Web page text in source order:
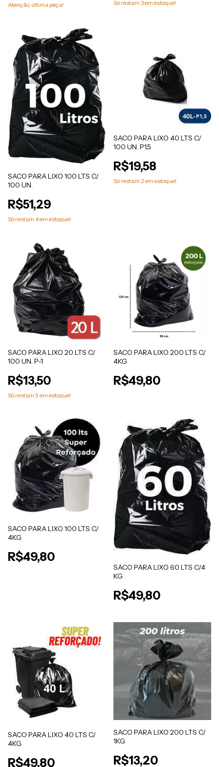
Atenção, última peça! Só restam 3em estoque!
SACO PARA LIXO 100 LTS C/
100 UN.
R$51,29
Só restam 4em estoque!
SACO PARA LIXO 40 LTS C/
100 UN. P1,5
R$19,58
Só restam 2 em estoque!
SACO PARA LIXO 20 LTS C/
100 UN. P-1
R$13,50
Só restam 5 em estoque!
SACO PARA LIXO 200 LTS C/
4KG
R$49,80
SACO PARA LIXO 100 LTS C/
4KG
R$49,80
SACO PARA LIXO 60 LTS C/4
KG
R$49,80
SACO PARA LIXO 40 LTS C/
4KG
R$49,80
SACO PARA LIXO 200 LTS C/
1KG
R$13,20